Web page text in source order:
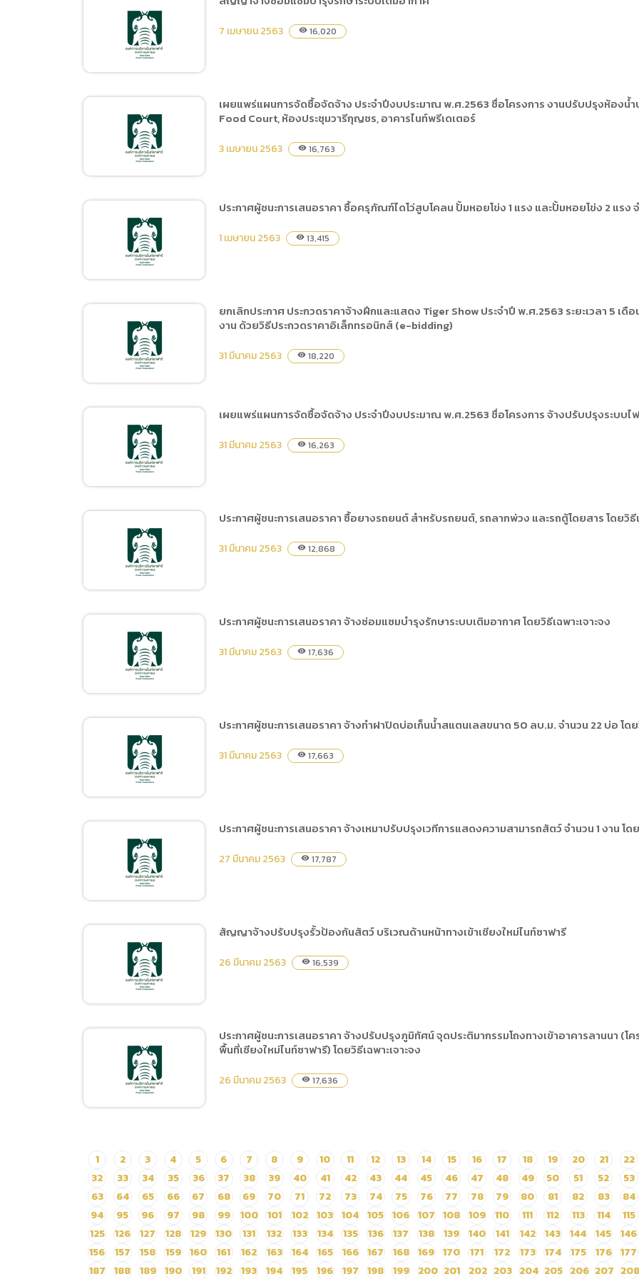
การเปิดเผยข้อมูลสาธารณะขององค์กร พ.ศ. 2569
การนำข้อมูลไปใช้ประโยชน์ (Open Data)
สัญญาจ้างปรับปรุงภูมิทัศน์
จุดประติมากรรมโถงทางเข้า
อาคารลานนา โครงการ
จัดการสิ่งแวดล้อมและ
ปรับปรุงภูมิทัศน์ ภายในพื้นที่
เชียงใหม่ไนท์ซาฟารี
สัญญาจ้างซ่อมแซมบำรุง
รักษาระบบเติมอากาศ
7 เมษายน 2563 visibility 16,020
เผยแพร่แผนการจัดซื้อจัด
จ้าง ประจำปีงบประมาณ
พ.ศ.2563 ชื่อโครงการ งาน
ปรับปรุงห้องน้ำบริการนัก
ท่องเที่ยวบริเวณอาคารลาน
นา, อาคาร Food Court,
ห้องประชุมวารีกุญชร, อา
คารไนท์พรีเดเตอร์
เผยแพร่แผนการจัดซื้อจัดจ้าง ประจำปีงบประมาณ พ.ศ.2563 ชื่อโครงการ งานปรับปรุงห้องน้
Food Court, ห้องประชุมวารีกุญชร, อาคารไนท์พรีเดเตอร์
3 เมษายน 2563 visibility 16,763
ประกาศผู้ชนะการเสนอราคา
ซื้อครุภัณฑ์ไดโว่สูบโคลน ปั้ม
หอยโข่ง 1 แรง และปั้มหอย
โข่ง 2 แรง จำนวน 3 รายการ
โดยวิธีเฉพาะเจาะจง
ประกาศผู้ชนะการเสนอราคา ซื้อครุภัณฑ์ไดโว่สูบโคลน ปั้มหอยโข่ง 1 แรง และปั้มหอยโข่ง 2 แรง จ
1 เมษายน 2563 visibility 13,415
ยกเลิกประกาศ ประกวด
ราคาจ้างฝึกและแสดง
Tiger Show ประจำปี
พ.ศ.2563 ระยะเวลา 5 เดือน
(1 พฤษภาคม 2563 ถึง 30
กันยายน 2563) จำนวน 1
งาน ด้วยวิธีประกวดราคา
อิเล็กทรอนิกส์ (e-bidding)
ยกเลิกประกาศ ประกวดราคาจ้างฝึกและแสดง Tiger Show ประจำปี พ.ศ.2563 ระยะเวลา 5 เ
งาน ด้วยวิธีประกวดราคาอิเล็กทรอนิกส์ (e-bidding)
31 มีนาคม 2563 visibility 18,220
เผยแพร่แผนการจัดซื้อจัด
จ้าง ประจำปีงบประมาณ
พ.ศ.2563 ชื่อโครงการ จ้าง
ปรับปรุงระบบไฟฟ้าสถานี
ไฟฟ้าที่ 1
เผยแพร่แผนการจัดซื้อจัดจ้าง ประจำปีงบประมาณ พ.ศ.2563 ชื่อโครงการ จ้างปรับปรุงระบบไ
31 มีนาคม 2563 visibility 16,263
ประกาศผู้ชนะการเสนอราคา
ซื้อยางรถยนต์ สำหรับ
รถยนต์, รถลากพ่วง และรถ
ตู้โดยสาร โดยวิธีเฉพาะ
เจาะจง
ประกาศผู้ชนะการเสนอราคา ซื้อยางรถยนต์ สำหรับรถยนต์, รถลากพ่วง และรถตู้โดยสาร โดยวิธีเ
31 มีนาคม 2563 visibility 12,868
ประกาศผู้ชนะการเสนอราคา
จ้างซ่อมแซมบำรุงรักษา
ระบบเติมอากาศ โดยวิธี
เฉพาะเจาะจง
ประกาศผู้ชนะการเสนอราคา จ้างซ่อมแซมบำรุงรักษาระบบเติมอากาศ โดยวิธีเฉพาะเจาะจง
31 มีนาคม 2563 visibility 17,636
ประกาศผู้ชนะการเสนอราคา
จ้างทำฝาปิดบ่อเก็นน้ำสแตน
เลสขนาด 50 ลบ.ม. จำนวน
22 บ่อ โดยวิธีเฉพาะเจาะจง
ประกาศผู้ชนะการเสนอราคา จ้างทำฝาปิดบ่อเก็นน้ำสแตนเลสขนาด 50 ลบ.ม. จำนวน 22 บ่อ โดย
31 มีนาคม 2563 visibility 17,663
ประกาศผู้ชนะการเสนอราคา
จ้างเหมาปรับปรุงเวทีการ
แสดงความสามารถสัตว์
จำนวน 1 งาน โดยวิธีเฉพาะ
เจาะจง
ประกาศผู้ชนะการเสนอราคา จ้างเหมาปรับปรุงเวทีการแสดงความสามารถสัตว์ จำนวน 1 งาน โดย
27 มีนาคม 2563 visibility 17,787
สัญญาจ้างปรับปรุงรั้ว
ป้องกันสัตว์ บริเวณด้านหน้า
ทางเข้าเชียงใหม่ไนท์ซาฟารี
สัญญาจ้างปรับปรุงรั้วป้องกันสัตว์ บริเวณด้านหน้าทางเข้าเชียงใหม่ไนท์ซาฟารี
26 มีนาคม 2563 visibility 16,539
ประกาศผู้ชนะการเสนอราคา
จ้างปรับปรุงภูมิทัศน์ จุด
ประติมากรรมโถงทางเข้า
อาคารลานนา (โครงการ
จัดการสิ่งแวดล้อมและ
ปรับปรุงภูมิทัศน์ ภายในพื้นที่
เชียงใหม่ไนท์ซาฟารี) โดยวิธี
ประกาศผู้ชนะการเสนอราคา จ้างปรับปรุงภูมิทัศน์ จุดประติมากรรมโถงทางเข้าอาคารลานนา
พื้นที่เชียงใหม่ไนท์ซาฟารี) โดยวิธีเฉพาะเจาะจง
26 มีนาคม 2563 visibility 17,636
1 2 3 4 5 6 7 8 9 10 11 12 13 14 15 16 17 18 19 20 21 22
32
33 34 35 36 37 38 39 40 41 42 43 44 45 46 47 48 49 50 51 52 53
63
64 65 66 67 68 69 70 71 72 73 74 75 76 77 78 79 80 81 82 83 84
94
95 96 97 98 99 100 101 102 103 104 105 106 107 108 109 110 111 112 113 114 115
125
126 127 128 129 130 131 132 133 134 135 136 137 138 139 140 141 142 143 144 145 146
156
157 158 159 160 161 162 163 164 165 166 167 168 169 170 171 172 173 174 175 176 177
187
188 189 190 191 192 193 194 195 196 197 198 199 200 201 202 203 204 205 206 207 208